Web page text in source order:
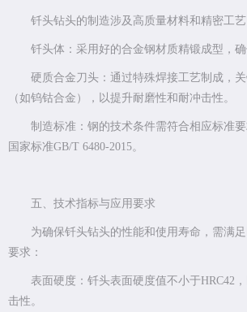
钎头钻头的制造涉及高质量材料和精密工艺
钎头体：采用好的合金钢材质精锻成型，确
硬质合金刀头：通过特殊焊接工艺制成，
（如钨钴合金），以提升耐磨性和耐冲击性。
制造标准：钢的技术条件需符合相应标准
国家标准GB/T 6480-2015。
五、技术指标与应用要求
为确保钎头钻头的性能和使用寿命，需满
要求：
表面硬度：钎头表面硬度值不小于HRC42
击性。